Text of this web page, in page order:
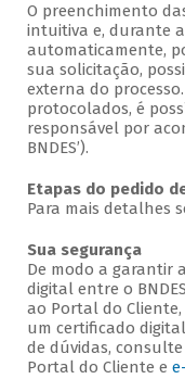
O preenchimento
intuitiva e, durante
automaticamente,
sua solicitação,
externa do
protocolados, é
responsável por
BNDES’).
Etapas do pedido
Para mais detalhes
Sua segurança
De modo a garantir
digital entre o
ao Portal do
um certificado
de dúvidas,
Portal do Cliente e